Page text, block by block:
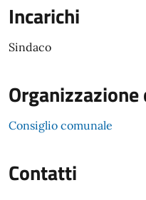
Incarichi
Sindaco
Consiglio comunale
Contatti